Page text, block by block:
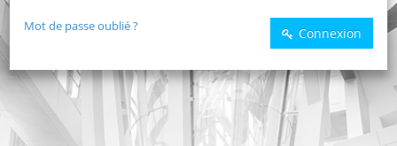
Mot de passe oublié ? Connexion